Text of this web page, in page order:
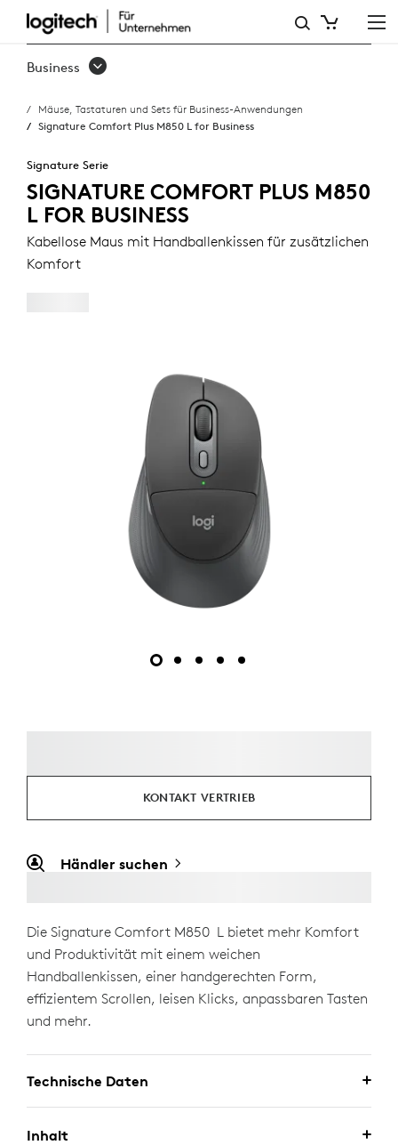
SIGNATURE
COMFORT
M850
FOR
BUSINESS
Business
Mäuse, Tastaturen und Sets für Business-Anwendungen
Signature Comfort Plus M850 L for Business
Signature Serie
SIGNATURE COMFORT PLUS M850
L FOR BUSINESS
Kabellose Maus mit Handballenkissen für zusätzlichen
Komfort
KONTAKT VERTRIEB
Händler suchen
Die Signature Comfort M850 L bietet mehr Komfort
und Produktivität mit einem weichen
Handballenkissen, einer handgerechten Form,
effizientem Scrollen, leisen Klicks, anpassbaren Tasten
und mehr.
Technische Daten
Inhalt